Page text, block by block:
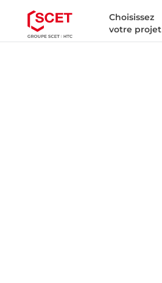
Choisissez
votre projet